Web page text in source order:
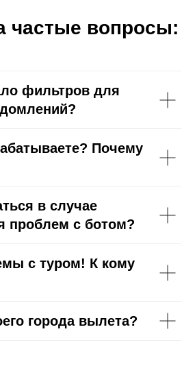
частые вопросы:
фильтров для
Почему
в случае
проблем с ботом?
с туром! К кому
города вылета?